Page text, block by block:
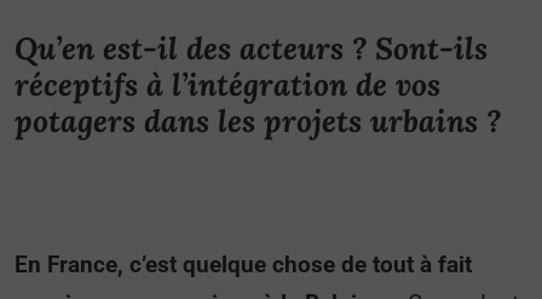
Qu’en est-il des acteurs ? Sont-ils
réceptifs à l’intégration de vos
potagers dans les projets urbains ?
En France, c’est quelque chose de tout à fait